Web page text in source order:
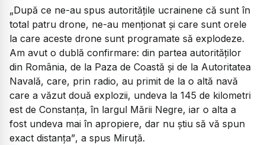
„După ce ne-au spus autoritățile ucrainene că sunt în
total patru drone, ne-au menționat și care sunt orele
la care aceste drone sunt programate să explodeze.
Am avut o dublă confirmare: din partea autorităților
din România, de la Paza de Coastă și de la Autoritatea
Navală, care, prin radio, au primit de la o altă navă
care a văzut două explozii, undeva la 145 de kilometri
est de Constanța, în largul Mării Negre, iar o alta a
fost undeva mai în apropiere, dar nu știu să vă spun
exact distanța”, a spus Miruță.